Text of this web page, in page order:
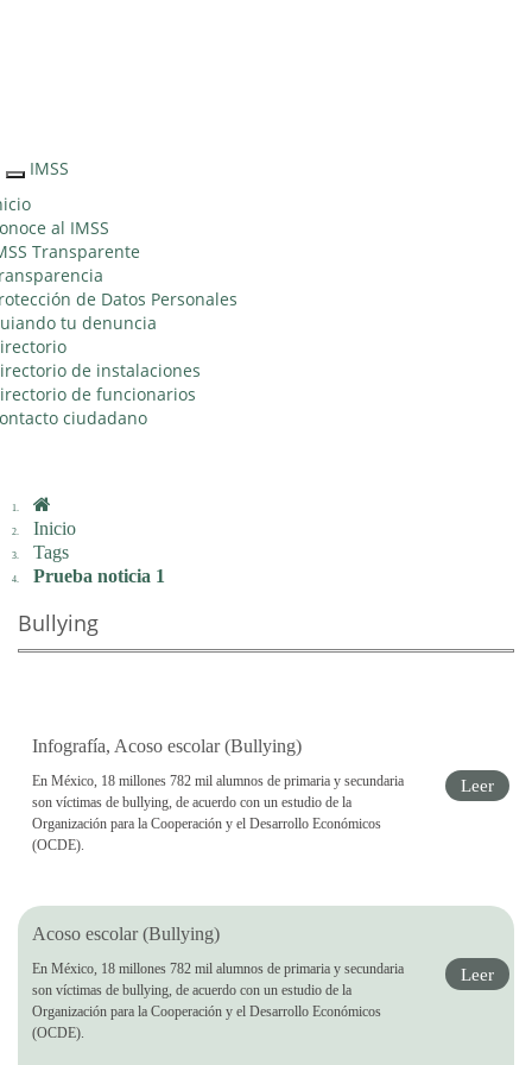
Interruptor
de
Navegación
IMSS
al IMSS
Transparente
de Datos Personales
tu denuncia
de instalaciones
de funcionarios
ciudadano
Inicio
Tags
Prueba noticia 1
Bullying
Infografía, Acoso escolar (Bullying)
En México, 18 millones 782 mil alumnos de primaria y secundaria
son víctimas de bullying, de acuerdo con un estudio de la
Organización para la Cooperación y el Desarrollo Económicos
(OCDE).
Leer
Acoso escolar (Bullying)
En México, 18 millones 782 mil alumnos de primaria y secundaria
son víctimas de bullying, de acuerdo con un estudio de la
Organización para la Cooperación y el Desarrollo Económicos
(OCDE).
Leer